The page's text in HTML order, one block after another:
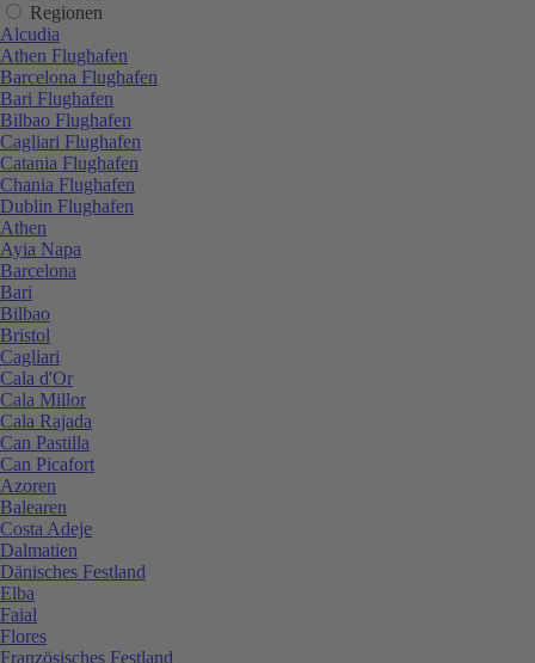
Regionen
Alcudia
Athen Flughafen
Barcelona Flughafen
Bari Flughafen
Bilbao Flughafen
Cagliari Flughafen
Catania Flughafen
Chania Flughafen
Dublin Flughafen
Athen
Ayia Napa
Barcelona
Bari
Bilbao
Bristol
Cagliari
Cala d'Or
Cala Millor
Cala Rajada
Can Pastilla
Can Picafort
Azoren
Balearen
Costa Adeje
Dalmatien
Dänisches Festland
Elba
Faial
Flores
Französisches Festland